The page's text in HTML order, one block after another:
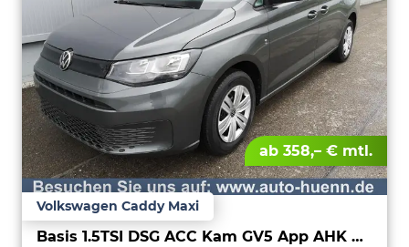
ab 358,– € mtl.
Volkswagen Caddy Maxi
Basis 1.5TSI DSG ACC Kam GV5 App AHK Reling